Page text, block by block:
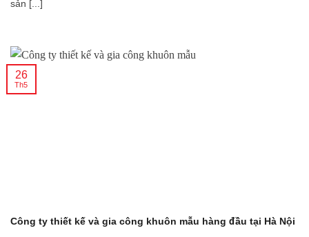
sản [...]
Công ty thiết kế và gia công khuôn mẫu hàng đầu tại Hà Nội
26
Th5